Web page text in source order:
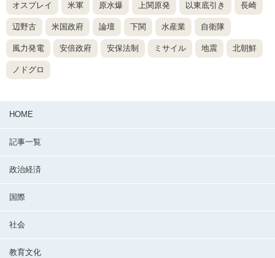
オスプレイ 米軍 原水爆 上関原発 以東底引き 長崎
辺野古 米国政府 論壇 下関 水産業 自衛隊
風力発電 安倍政府 安保法制 ミサイル 地震 北朝鮮
ノドグロ
HOME
記事一覧
政治経済
国際
社会
教育文化